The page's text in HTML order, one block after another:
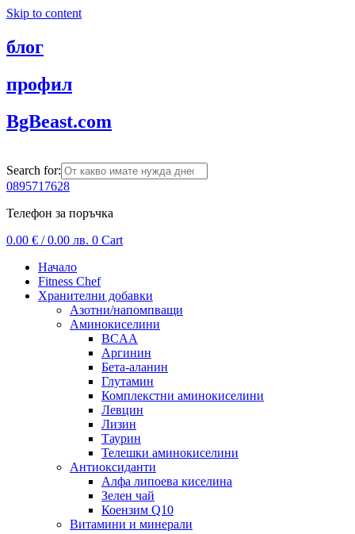
Skip to content
блог
профил
BgBeast.com
Search for:
0895717628
Телефон за поръчка
0.00 € / 0.00 лв. 0 Cart
Начало
Fitness Chef
Хранителни добавки
Азотни/напомпващи
Аминокиселини
BCAA
Аргинин
Бета-аланин
Глутамин
Комплекстни аминокиселини
Левцин
Лизин
Таурин
Телешки аминокиселини
Антиоксиданти
Алфа липоева киселина
Зелен чай
Коензим Q10
Витамини и минерали